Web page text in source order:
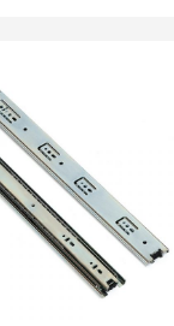
Новое
в категории
КУПИТЬ